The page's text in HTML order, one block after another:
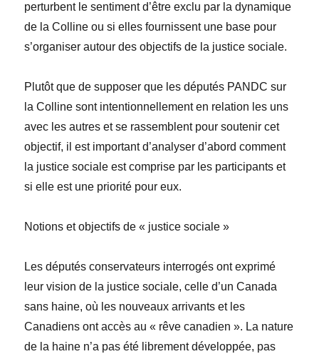
perturbent le sentiment d’être exclu par la dynamique
de la Colline ou si elles fournissent une base pour
s’organiser autour des objectifs de la justice sociale.
Plutôt que de supposer que les députés PANDC sur
la Colline sont intentionnellement en relation les uns
avec les autres et se rassemblent pour soutenir cet
objectif, il est important d’analyser d’abord comment
la justice sociale est comprise par les participants et
si elle est une priorité pour eux.
Notions et objectifs de « justice sociale »
Les députés conservateurs interrogés ont exprimé
leur vision de la justice sociale, celle d’un Canada
sans haine, où les nouveaux arrivants et les
Canadiens ont accès au « rêve canadien ». La nature
de la haine n’a pas été librement développée, pas